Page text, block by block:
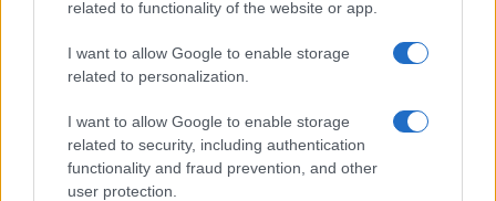
related to functionality of the website or app.
I want to allow Google to enable storage
related to personalization.
I want to allow Google to enable storage
related to security, including authentication
functionality and fraud prevention, and other
user protection.
διάσωση και διάδοση της ποντιακής παράδοσης
17/03/2025 - 7:13μμ